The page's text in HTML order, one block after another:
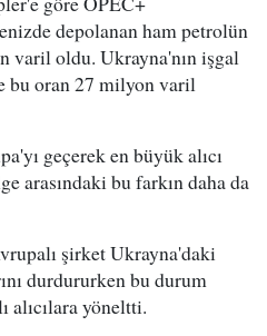
depolanan ham petrolün
varil oldu. Ukrayna'nın işgal
bu oran 27 milyon varil
geçerek en büyük alıcı
arasındaki bu farkın daha da
şirket Ukrayna'daki
durdururken bu durum
alıcılara yöneltti.